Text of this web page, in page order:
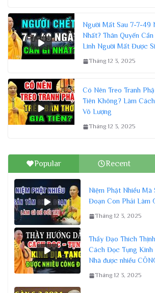
Người Mất Sau 7-7-49
Nhất? Thân Quyến
Linh Người Mất Được
Tháng 12 3, 2025
Có Nên Treo Tranh
Tiên Không? Làm
Vô Lượng
Tháng 12 3, 2025
Popular Recent
Niệm Phật Nhiều Mà
Đoạn Con Phải Làm
Tháng 12 3, 2025
Thầy Đạo Thích
Cách Đọc Tụng Kinh
Nhà được nhiều
Tháng 12 3, 2025